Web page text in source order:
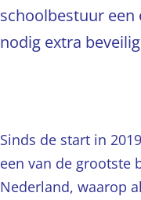
schoolbestuur
nodig extra
Sinds de start in
een van de grootste
Nederland, waarop